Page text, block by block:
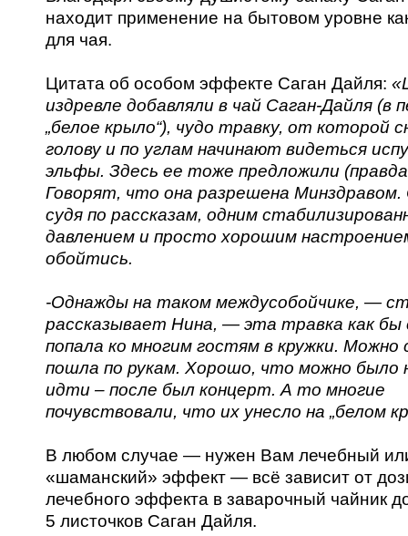
находит применение на бытовом уровне
для чая.
Цитата об особом эффекте Саган Дайля:
издревле добавляли в чай Саган-Дайля (в
„белое крыло“), чудо травку, от которой
голову и по углам начинают видеться
эльфы. Здесь ее тоже предложили
Говорят, что она разрешена Минздравом.
судя по рассказам, одним
давлением и просто хорошим
обойтись.
-Однажды на таком междусобойчике, —
рассказывает Нина, — эта травка как бы
попала ко многим гостям в кружки. Можно
пошла по рукам. Хорошо, что можно было
идти – после был концерт. А то многие
почувствовали, что их унесло на „белом
В любом случае — нужен Вам лечебный
«шаманский» эффект — всё зависит от
лечебного эффекта в заварочный чайник
5 листочков Саган Дайля.